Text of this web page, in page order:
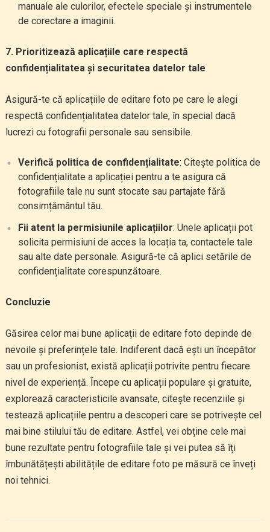
manuale ale culorilor, efectele speciale și instrumentele
de corectare a imaginii.
7. Prioritizează aplicațiile care respectă
confidențialitatea și securitatea datelor tale
Asigură-te că aplicațiile de editare foto pe care le alegi
respectă confidențialitatea datelor tale, în special dacă
lucrezi cu fotografii personale sau sensibile.
Verifică politica de confidențialitate: Citește politica de
confidențialitate a aplicației pentru a te asigura că
fotografiile tale nu sunt stocate sau partajate fără
consimțământul tău.
Fii atent la permisiunile aplicațiilor: Unele aplicații pot
solicita permisiuni de acces la locația ta, contactele tale
sau alte date personale. Asigură-te că aplici setările de
confidențialitate corespunzătoare.
Concluzie
Găsirea celor mai bune aplicații de editare foto depinde de
nevoile și preferințele tale. Indiferent dacă ești un începător
sau un profesionist, există aplicații potrivite pentru fiecare
nivel de experiență. Începe cu aplicații populare și gratuite,
explorează caracteristicile avansate, citește recenziile și
testează aplicațiile pentru a descoperi care se potrivește cel
mai bine stilului tău de editare. Astfel, vei obține cele mai
bune rezultate pentru fotografiile tale și vei putea să îți
îmbunătățești abilitățile de editare foto pe măsură ce înveți
noi tehnici.